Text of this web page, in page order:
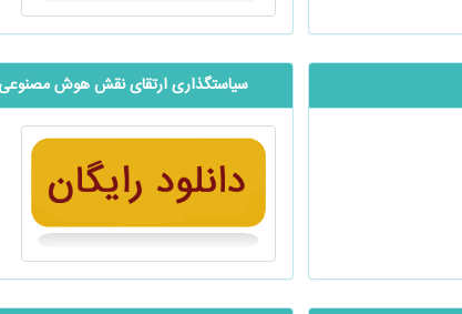
سیاستگذاری ارتقای نقش هوش مصنوعی